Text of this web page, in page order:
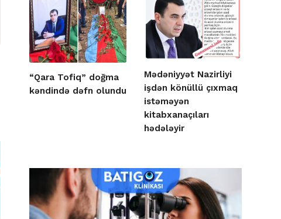
“Qara Tofiq” doğma
kəndində dəfn olundu
Mədəniyyət Nazirliyi
işdən könüllü çıxmaq
istəməyən
kitabxanaçıları
hədələyir